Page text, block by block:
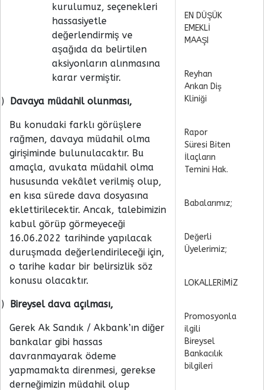
kurulumuz, seçenekleri
hassasiyetle
değerlendirmiş ve
aşağıda da belirtilen
aksiyonların alınmasına
karar vermiştir.
Davaya müdahil olunması,
Bu konudaki farklı görüşlere
rağmen, davaya müdahil olma
girişiminde bulunulacaktır. Bu
amaçla, avukata müdahil olma
hususunda vekâlet verilmiş olup,
en kısa sürede dava dosyasına
eklettirilecektir. Ancak, talebimizin
kabul görüp görmeyeceği
16.06.2022 tarihinde yapılacak
duruşmada değerlendirileceği için,
o tarihe kadar bir belirsizlik söz
konusu olacaktır.
Bireysel dava açılması,
Gerek Ak Sandık / Akbank’ın diğer
bankalar gibi hassas
davranmayarak ödeme
yapmamakta direnmesi, gerekse
derneğimizin müdahil olup
EN DÜŞÜK
EMEKLİ
MAAŞI
Reyhan
Arıkan Diş
Kliniği
Rapor
Süresi Biten
İlaçların
Temini Hak.
Babalarımız;
Değerli
Üyelerimiz;
LOKALLERİMİZ
Promosyonla
ilgili
Bireysel
Bankacılık
bilgileri